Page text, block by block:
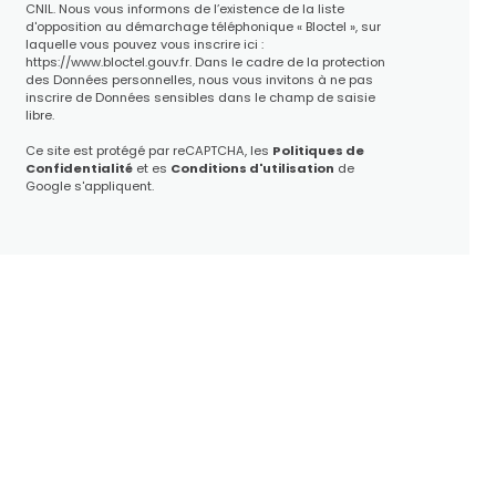
CNIL. Nous vous informons de l’existence de la liste
d'opposition au démarchage téléphonique « Bloctel », sur
laquelle vous pouvez vous inscrire ici :
https://www.bloctel.gouv.fr. Dans le cadre de la protection
des Données personnelles, nous vous invitons à ne pas
inscrire de Données sensibles dans le champ de saisie
libre.
Ce site est protégé par reCAPTCHA, les Politiques de
Confidentialitéet es Conditions d'utilisation de
Google s'appliquent.